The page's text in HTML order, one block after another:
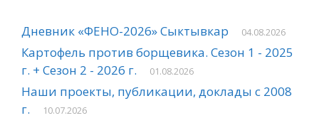
Дневник «ФЕНО-2026» Сыктывкар 04.08.2026
Картофель против борщевика. Сезон 1 - 2025
г. + Сезон 2 - 2026 г.
01.08.2026
Наши проекты, публикации, доклады с 2008
г.
10.07.2026